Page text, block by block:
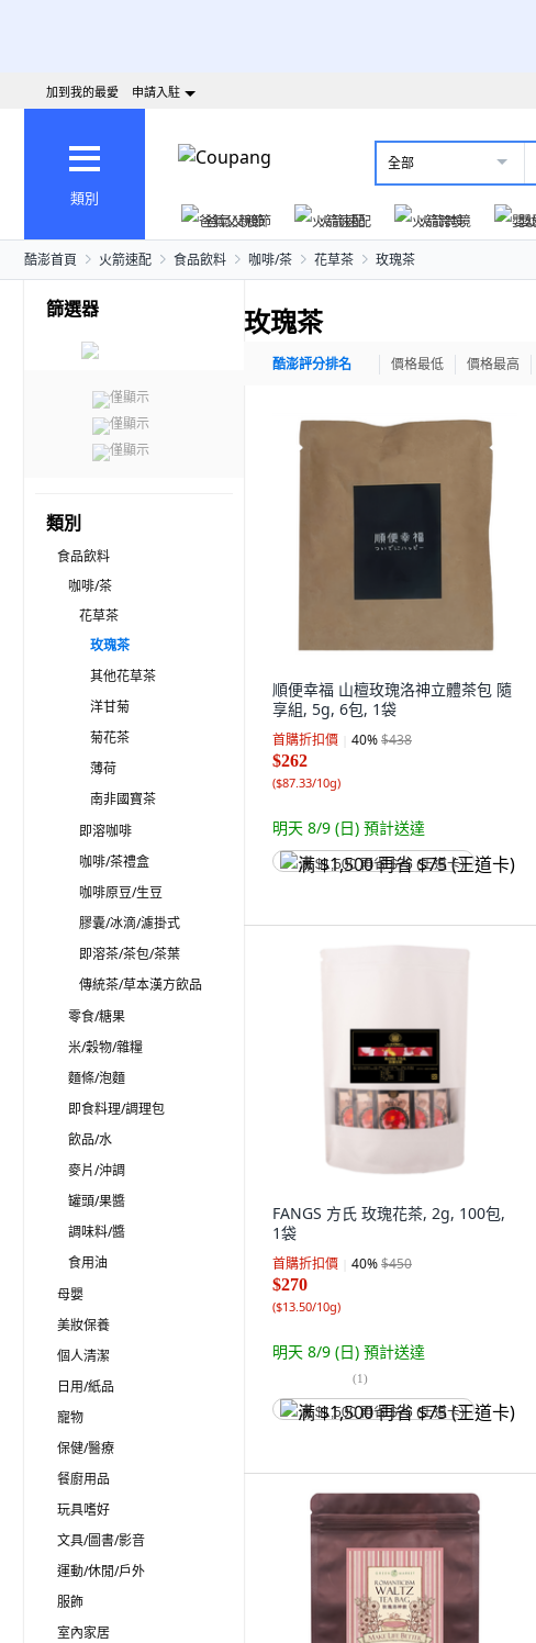
加到我的最愛 申請入駐
類別
全部
爸氣父親節
火箭速配 火箭跨境 嬰
酷澎首頁 火箭速配 食品飲料 咖啡/茶 花草茶 玫瑰茶
篩選器
僅顯示
僅顯示
僅顯示
類別
食品飲料
咖啡/茶
花草茶
玫瑰茶
其他花草茶
洋甘菊
菊花茶
薄荷
南非國寶茶
即溶咖啡
咖啡/茶禮盒
咖啡原豆/生豆
膠囊/冰滴/濾掛式
即溶茶/茶包/茶葉
傳統茶/草本漢方飲品
零食/糖果
米/穀物/雜糧
麵條/泡麵
即食料理/調理包
飲品/水
麥片/沖調
罐頭/果醬
調味料/醬
食用油
母嬰
美妝保養
個人清潔
日用/紙品
寵物
保健/醫療
餐廚用品
玩具嗜好
文具/圖書/影音
運動/休閒/戶外
服飾
室內家居
玫瑰茶
酷澎評分排名 價格最低 價格最高
順便幸福 山檀玫瑰洛神立體茶包 隨
享組, 5g, 6包, 1袋
首購折扣價 40%$438
$262
($87.33/10g)
明天 8/9 (日) 預計送達
满 $1,500 再省 $75 (王道卡)
FANGS 方氏 玫瑰花茶, 2g, 100包,
1袋
首購折扣價 40%$450
$270
($13.50/10g)
明天 8/9 (日) 預計送達
(1)
满 $1,500 再省 $75 (王道卡)